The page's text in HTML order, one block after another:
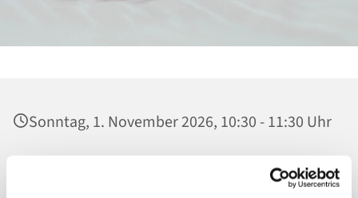
Sonntag, 1. November 2026, 10:30 - 11:30 Uhr
Ss. Corpus Christi, Kirche, Conrad-Blenkle-